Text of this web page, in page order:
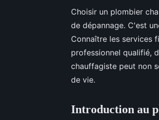
Choisir un plombier
de dépannage. C'est
Connaître les services
professionnel qualifié,
chauffagiste peut non
de vie.
Introduction au